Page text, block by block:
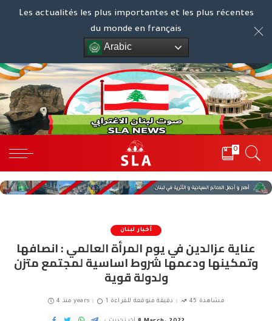
Les actualités les plus importantes et les plus récentes
du monde en français
Arabic
0
أخبار لبنان
عناية عزالدين في يوم المرأة العالمي : انصافها
وتمكينها ودعمها شروط اساسية لمجتمع متزن
ولدولة قوية
منذ 4 years 1 دقيقة متوقعة للقراءة 45 مشاهدة